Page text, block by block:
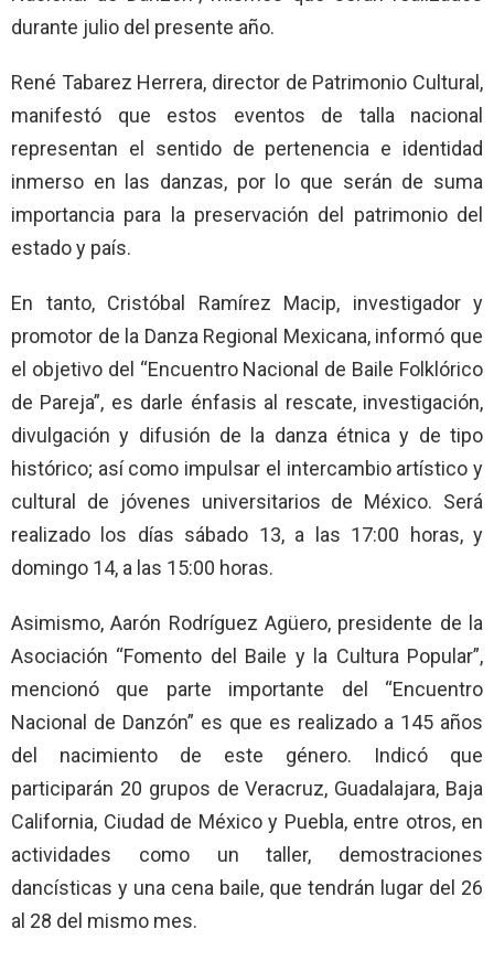
durante julio del presente año.
René Tabarez Herrera, director de Patrimonio Cultural,
manifestó que estos eventos de talla nacional
representan el sentido de pertenencia e identidad
inmerso en las danzas, por lo que serán de suma
importancia para la preservación del patrimonio del
estado y país.
En tanto, Cristóbal Ramírez Macip, investigador y
promotor de la Danza Regional Mexicana, informó que
el objetivo del “Encuentro Nacional de Baile Folklórico
de Pareja”, es darle énfasis al rescate, investigación,
divulgación y difusión de la danza étnica y de tipo
histórico; así como impulsar el intercambio artístico y
cultural de jóvenes universitarios de México. Será
realizado los días sábado 13, a las 17:00 horas, y
domingo 14, a las 15:00 horas.
Asimismo, Aarón Rodríguez Agüero, presidente de la
Asociación “Fomento del Baile y la Cultura Popular”,
mencionó que parte importante del “Encuentro
Nacional de Danzón” es que es realizado a 145 años
del nacimiento de este género. Indicó que
participarán 20 grupos de Veracruz, Guadalajara, Baja
California, Ciudad de México y Puebla, entre otros, en
actividades como un taller, demostraciones
dancísticas y una cena baile, que tendrán lugar del 26
al 28 del mismo mes.